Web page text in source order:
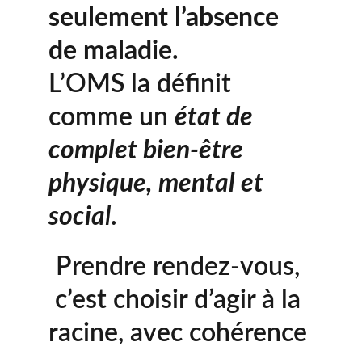
seulement l’absence
de maladie.
L’OMS la définit
comme un état de
complet bien-être
physique, mental et
social.
Prendre rendez-vous,
c’est choisir d’agir à la
racine, avec cohérence